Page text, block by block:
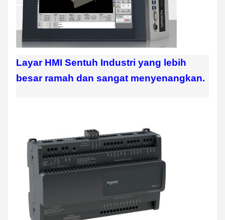
Layar HMI Sentuh Industri yang lebih
besar ramah dan sangat menyenangkan.